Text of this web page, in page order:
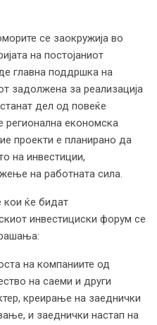
се заокружија во
на постојаниот
главна поддршка на
задолжена за реализација
дел од повеќе
економска
проекти е планирано да
на инвестиции,
на работната сила.
кои ќе бидат
инвестициски форум се
на компаниите од
на саеми и други
креирање на заеднички
и заеднички настап на